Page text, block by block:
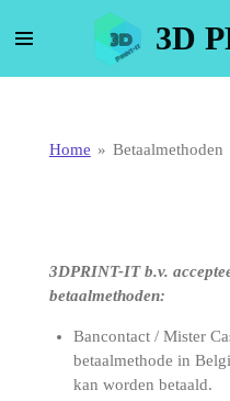
direct
3D
Home » Betaalmethoden
3DPRINT-IT b.v.
betaalmethoden:
Bancontact / Mister
betaalmethode in
kan worden betaald.